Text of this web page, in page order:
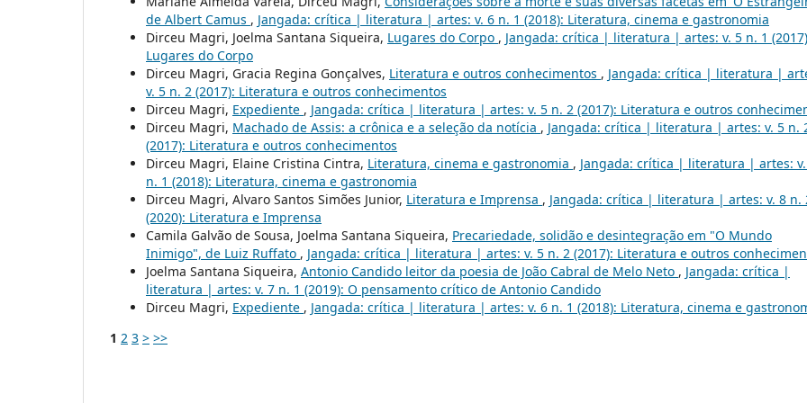
de Albert Camus , Jangada: crítica | literatura | artes: v. 6 n. 1 (2018): Literatura, cinema e gastronomia
Dirceu Magri, Joelma Santana Siqueira, Lugares do Corpo , Jangada: crítica | literatura | artes: v. 5 n. 1
Lugares do Corpo
Dirceu Magri, Gracia Regina Gonçalves, Literatura e outros conhecimentos , Jangada: crítica | literatura |
v. 5 n. 2 (2017): Literatura e outros conhecimentos
Dirceu Magri, Expediente , Jangada: crítica | literatura | artes: v. 5 n. 2 (2017): Literatura e outros
Dirceu Magri, Machado de Assis: a crônica e a seleção da notícia , Jangada: crítica | literatura | artes: v. 5 n.
(2017): Literatura e outros conhecimentos
Dirceu Magri, Elaine Cristina Cintra, Literatura, cinema e gastronomia , Jangada: crítica | literatura | artes:
n. 1 (2018): Literatura, cinema e gastronomia
Dirceu Magri, Alvaro Santos Simões Junior, Literatura e Imprensa , Jangada: crítica | literatura | artes: v. 8 n.
(2020): Literatura e Imprensa
Camila Galvão de Sousa, Joelma Santana Siqueira, Precariedade, solidão e desintegração em "O Mundo
Inimigo", de Luiz Ruffato , Jangada: crítica | literatura | artes: v. 5 n. 2 (2017): Literatura e outros
Joelma Santana Siqueira, Antonio Candido leitor da poesia de João Cabral de Melo Neto , Jangada: crítica |
literatura | artes: v. 7 n. 1 (2019): O pensamento crítico de Antonio Candido
Dirceu Magri, Expediente , Jangada: crítica | literatura | artes: v. 6 n. 1 (2018): Literatura, cinema e
1 2 3 > >>